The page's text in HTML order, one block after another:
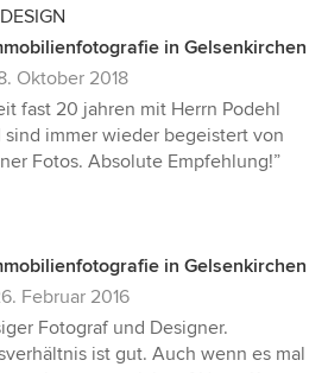
in Gelsenkirchen
Oktober 2018
fast 20 jahren mit Herrn Podehl
sind immer wieder begeistert von
Fotos. Absolute Empfehlung!”
in Gelsenkirchen
Februar 2016
Fotograf und Designer.
ist gut. Auch wenn es mal